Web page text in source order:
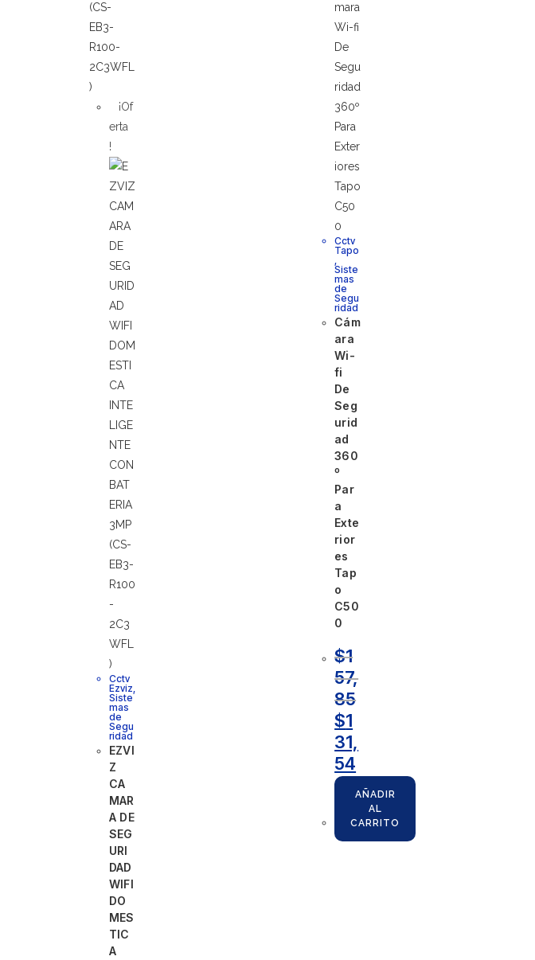
¡Of
erta
!
Cctv
Ezviz,
Siste
mas
de
Segu
ridad
EZVI
Z
CA
MAR
A DE
SEG
URI
DAD
WIFI
DO
MES
TIC
A
Cctv
Tapo
,
Siste
mas
de
Segu
ridad
Cám
ara
Wi-
fi
De
Seg
urid
ad
360
º
Par
a
Exte
rior
es
Tap
o
C50
0
$1
57,
85
$1
31,
54
AÑADIR
AL
CARRITO